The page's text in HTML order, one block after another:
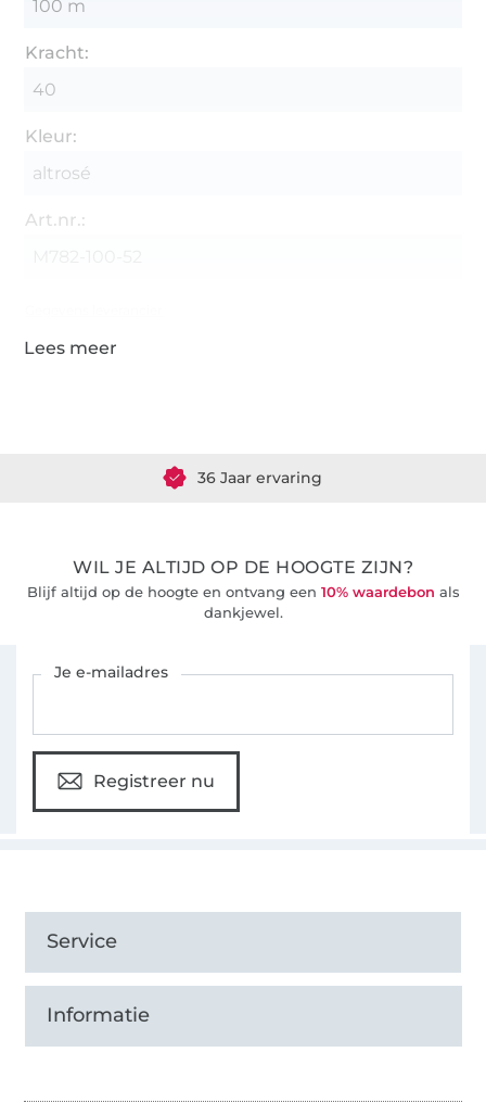
100 m
Kracht:
40
Kleur:
altrosé
Art.nr.:
36 Jaar ervaring
WIL JE ALTIJD OP DE HOOGTE ZIJN?
Blijf altijd op de hoogte en ontvang een 10% waardebon als
dankjewel.
Je e-mailadres
Registreer nu
Service
Informatie